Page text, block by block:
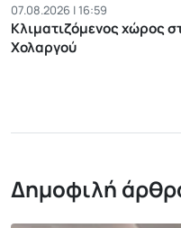
07.08.2026 | 16:59
Κλιματιζόμενος χώρος
Χολαργού
Δημοφιλή